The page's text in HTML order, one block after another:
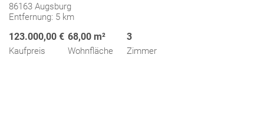
86163 Augsburg
Entfernung: 5 km
123.000,00 €
Kaufpreis
68,00 m²
Wohnfläche
3
Zimmer